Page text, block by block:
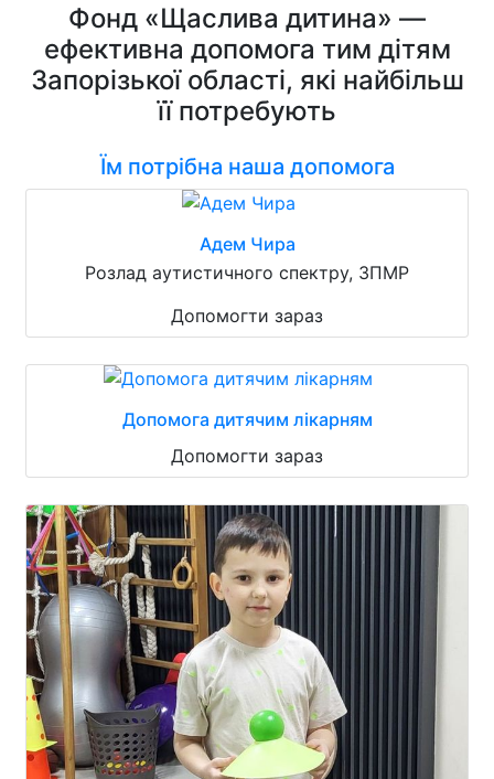
Фонд «Щаслива дитина» —
ефективна допомога тим дітям
Запорізької області, які найбільш
її потребують
Їм потрібна наша допомога
Адем Чира
Розлад аутистичного спектру, ЗПМР
Допомогти зараз
Допомога дитячим лікарням
Допомогти зараз